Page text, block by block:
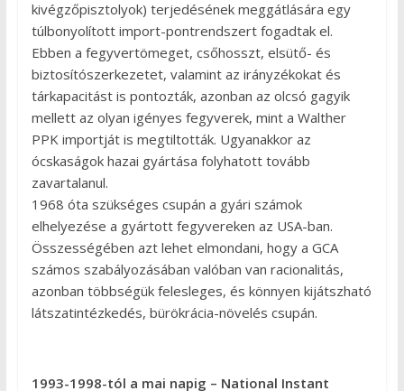
kivégzőpisztolyok) terjedésének meggátlására egy
túlbonyolított import-pontrendszert fogadtak el.
Ebben a fegyvertömeget, csőhosszt, elsütő- és
biztosítószerkezetet, valamint az irányzékokat és
tárkapacitást is pontozták, azonban az olcsó gagyik
mellett az olyan igényes fegyverek, mint a Walther
PPK importját is megtiltották. Ugyanakkor az
ócskaságok hazai gyártása folyhatott tovább
zavartalanul.
1968 óta szükséges csupán a gyári számok
elhelyezése a gyártott fegyvereken az USA-ban.
Összességében azt lehet elmondani, hogy a GCA
számos szabályozásában valóban van racionalitás,
azonban többségük felesleges, és könnyen kijátszható
látszatintézkedés, bürökrácia-növelés csupán.
1993-1998-tól a mai napig – National Instant